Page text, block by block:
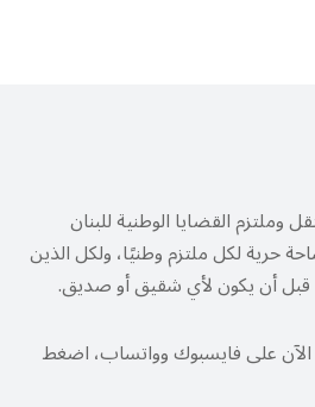
القضايا الوطنية للبنان
حرية لكل ملتزم وطنيًا، ولكل الذين
قبل أن يكون لأي شقيق أو صديق.
على فايسبوك وواتساب، اضغط